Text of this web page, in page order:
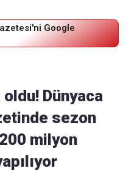
Google
Dünyaca
sezon
milyon